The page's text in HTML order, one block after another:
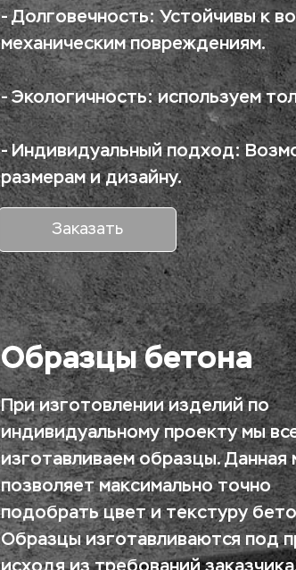
- Долговечность: Устойчивы к
механическим повреждениям.
- Экологичность: используем
- Индивидуальный подход:
размерам и дизайну.
Заказать
Образцы бетона
При изготовлении изделий по
индивидуальному проекту мы
изготавливаем образцы. Данная
позволяет максимально точно
подобрать цвет и текстуру
Образцы изготавливаются под